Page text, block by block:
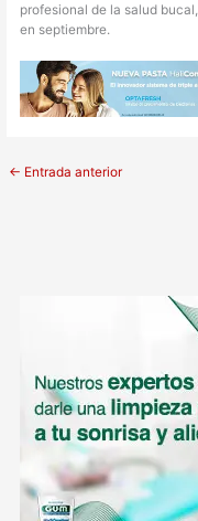
profesional de la salud
en septiembre.
← Entrada anterior